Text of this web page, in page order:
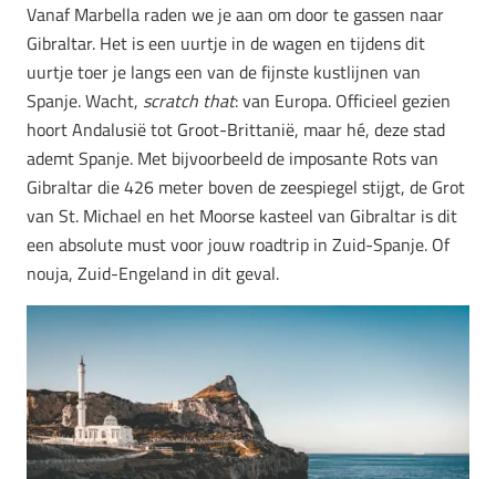
Vanaf Marbella raden we je aan om door te gassen naar
Gibraltar. Het is een uurtje in de wagen en tijdens dit
uurtje toer je langs een van de fijnste kustlijnen van
Spanje. Wacht, scratch that: van Europa. Officieel gezien
hoort Andalusië tot Groot-Brittanië, maar hé, deze stad
ademt Spanje. Met bijvoorbeeld de imposante Rots van
Gibraltar die 426 meter boven de zeespiegel stijgt, de Grot
van St. Michael en het Moorse kasteel van Gibraltar is dit
een absolute must voor jouw roadtrip in Zuid-Spanje. Of
nouja, Zuid-Engeland in dit geval.